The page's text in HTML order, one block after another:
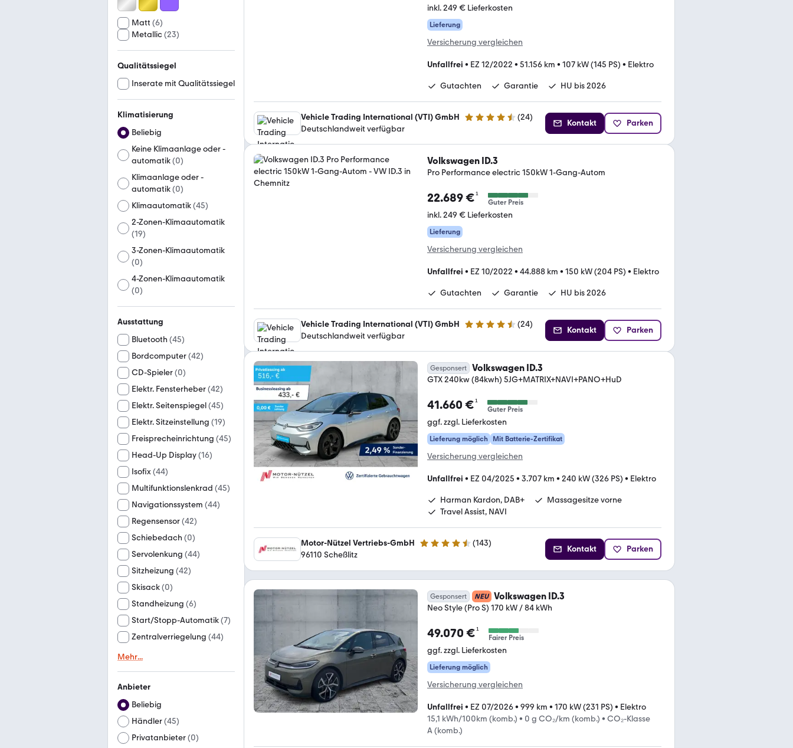
Matt (6)
Metallic(23)
Qualitätssiegel
Inserate mit Qualitätssiegel
Klimatisierung
Beliebig
Keine Klimaanlage oder -
automatik(0)
Klimaanlage oder -
automatik(0)
Klimaautomatik(45)
2-Zonen-Klimaautomatik
(19)
3-Zonen-Klimaautomatik
(0)
4-Zonen-Klimaautomatik
(0)
Ausstattung
Bluetooth (45)
Bordcomputer(42)
CD-Spieler(0)
Elektr. Fensterheber(42)
Elektr. Seitenspiegel(45)
Elektr. Sitzeinstellung (19)
Freisprecheinrichtung (45)
Head-Up Display(16)
Isofix(44)
Multifunktionslenkrad (45)
Navigationssystem (44)
Regensensor(42)
Schiebedach (0)
Servolenkung (44)
Sitzheizung (42)
Skisack(0)
Standheizung (6)
Start/Stopp-Automatik(7)
Zentralverriegelung (44)
Mehr...
Anbieter
Beliebig
Händler(45)
Privatanbieter(0)
inkl. 249 € Lieferkosten
Lieferung
Versicherung vergleichen
Unfallfrei • EZ 12/2022 • 51.156 km • 107 kW (145 PS) • Elektro
Gutachten Garantie HU bis 2026
Vehicle Trading International (VTI) GmbH 4.4 Sterne (24)
Deutschlandweit verfügbar
Kontakt Parken
Volkswagen ID.3
Pro Performance electric 150kW 1-Gang-Autom
22.689 €¹
Guter Preis
inkl. 249 € Lieferkosten
Lieferung
Versicherung vergleichen
Unfallfrei • EZ 10/2022 • 44.888 km • 150 kW (204 PS) • Elektro
Gutachten Garantie HU bis 2026
Vehicle Trading International (VTI) GmbH 4.4 Sterne (24)
Deutschlandweit verfügbar
Kontakt Parken
Gesponsert Volkswagen ID.3
GTX 240kw (84kwh) 5JG+MATRIX+NAVI+PANO+HuD
41.660 €¹
Guter Preis
ggf. zzgl. Lieferkosten
Lieferung möglich Mit Batterie-Zertifikat
Versicherung vergleichen
Unfallfrei • EZ 04/2025 • 3.707 km • 240 kW (326 PS) • Elektro
Harman Kardon, DAB+
Massagesitze vorne
Travel Assist, NAVI
Motor-Nützel Vertriebs-GmbH 4.6 Sterne (143)
96110 Scheßlitz
Kontakt Parken
Gesponsert NEU Volkswagen ID.3
Neo Style (Pro S) 170 kW / 84 kWh
49.070 €¹
Fairer Preis
ggf. zzgl. Lieferkosten
Lieferung möglich
Versicherung vergleichen
Unfallfrei • EZ 07/2026• 999 km • 170 kW (231 PS) • Elektro
15,1 kWh/100km (komb.) • 0 g CO₂/km (komb.) • CO₂-Klasse
A (komb.)